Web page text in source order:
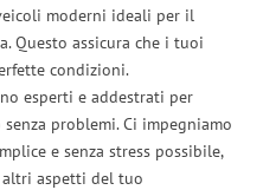
moderni ideali per il
Questo assicura che i tuoi
condizioni.
esperti e addestrati per
problemi. Ci impegniamo
e senza stress possibile,
aspetti del tuo